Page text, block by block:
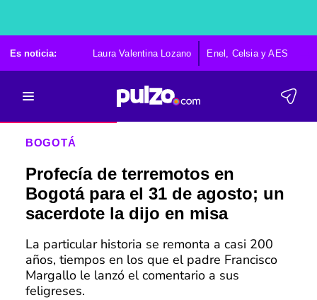
Es noticia: Laura Valentina Lozano Enel, Celsia y AES
BOGOTÁ
Profecía de terremotos en
Bogotá para el 31 de agosto; un
sacerdote la dijo en misa
La particular historia se remonta a casi 200
años, tiempos en los que el padre Francisco
Margallo le lanzó el comentario a sus
feligreses.